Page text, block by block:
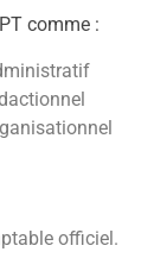
comme :
officiel.